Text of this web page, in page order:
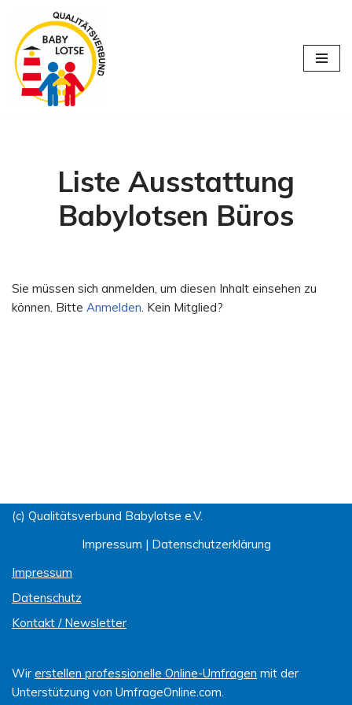
Zum
Inhalt
springen
Liste Ausstattung
Babylotsen Büros
Sie müssen sich anmelden, um diesen Inhalt einsehen zu
können. Bitte Anmelden. Kein Mitglied?
(c) Qualitätsverbund Babylotse e.V.
Impressum | Datenschutzerklärung
Impressum
Datenschutz
Kontakt / Newsletter
Wir erstellen professionelle Online-Umfragen mit der
Unterstützung von UmfrageOnline.com.